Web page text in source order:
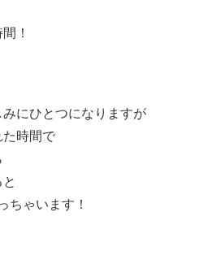
！
にひとつになりますが
た時間で
ちゃいます！